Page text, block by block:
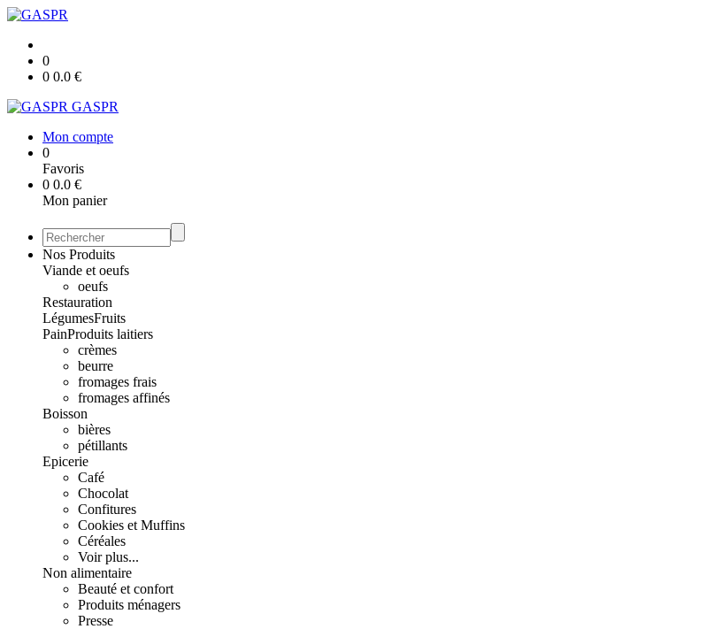
0
0 0.0 €
GASPR
Mon compte
0
Favoris
0 0.0 €
Mon panier
Nos Produits
Viande et oeufs
oeufs
Restauration
LégumesFruits
PainProduits laitiers
crèmes
beurre
fromages frais
fromages affinés
Boisson
bières
pétillants
Epicerie
Café
Chocolat
Confitures
Cookies et Muffins
Céréales
Voir plus...
Non alimentaire
Beauté et confort
Produits ménagers
Presse